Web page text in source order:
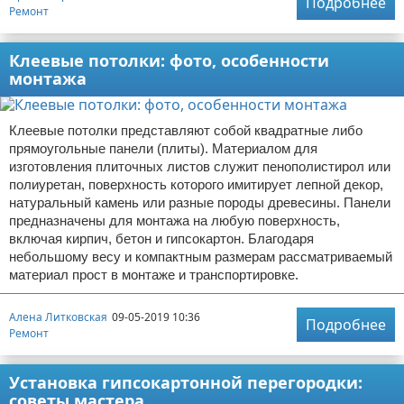
Ремонт
Клеевые потолки: фото, особенности
монтажа
Клеевые потолки представляют собой квадратные либо
прямоугольные панели (плиты). Материалом для
изготовления плиточных листов служит пенополистирол или
полиуретан, поверхность которого имитирует лепной декор,
натуральный камень или разные породы древесины. Панели
предназначены для монтажа на любую поверхность,
включая кирпич, бетон и гипсокартон. Благодаря
небольшому весу и компактным размерам рассматриваемый
материал прост в монтаже и транспортировке.
Алена Литковская 09-05-2019 10:36
Ремонт
Подробнее
Установка гипсокартонной перегородки: